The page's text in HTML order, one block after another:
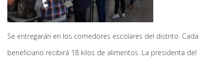
Se entregarán en los comedores escolares del distrito. Cada
beneficiario recibirá 18 kilos de alimentos. La presidenta del